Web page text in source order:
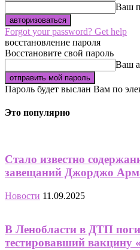
Ваш
Forgot your password? Get help
восстановление пароля
Восстановите свой пароль
Ваш
Пароль будет выслан Вам по
Это популярно
Стало известно
завещаний Джорджо
Новости 11.09.2025
В Ленобласти в ДТП
тестировавший вакцину